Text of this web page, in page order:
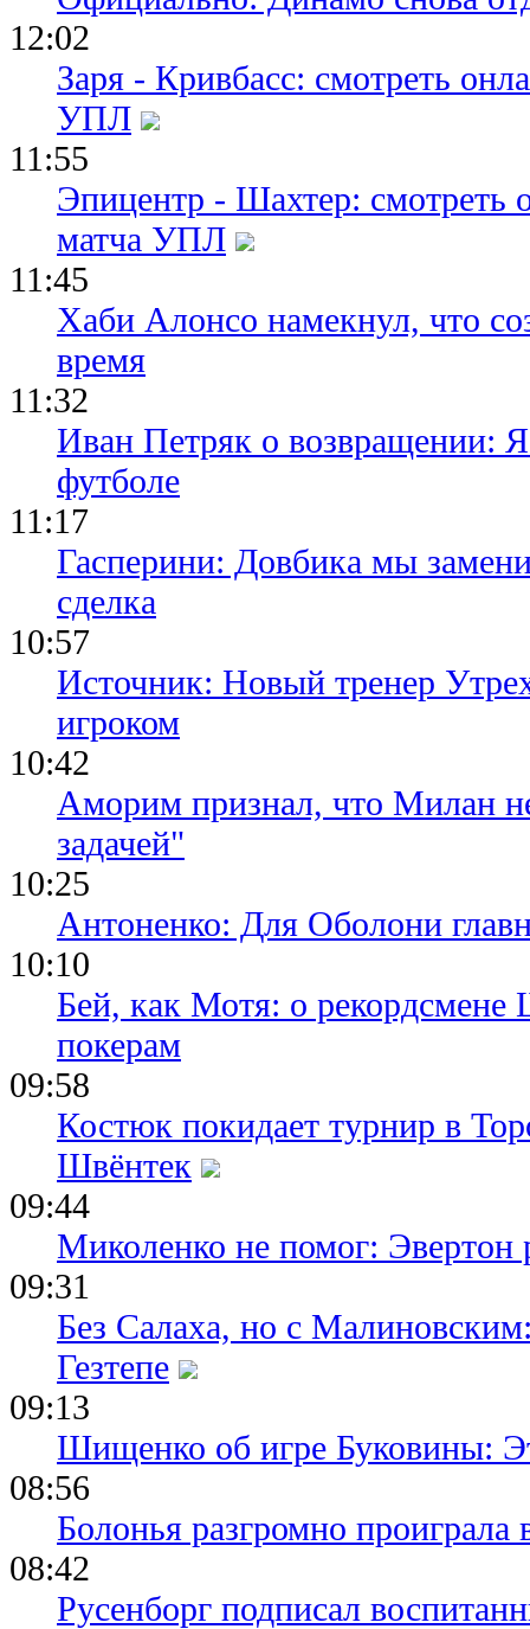
12:02
Заря - Кривбасс: смотреть
УПЛ
11:55
Эпицентр - Шахтер: смотреть
матча УПЛ
11:45
Хаби Алонсо намекнул, что
время
11:32
Иван Петряк о возвращении:
футболе
11:17
Гасперини: Довбика мы
сделка
10:57
Источник: Новый тренер
игроком
10:42
Аморим признал, что Милан
задачей"
10:25
Антоненко: Для Оболони
10:10
Бей, как Мотя: о рекордсмене
покерам
09:58
Костюк покидает турнир в
Швёнтек
09:44
Миколенко не помог: Эвертон
09:31
Без Салаха, но с
Гезтепе
09:13
Шищенко об игре Буковины:
08:56
Болонья разгромно
08:42
Русенборг подписал